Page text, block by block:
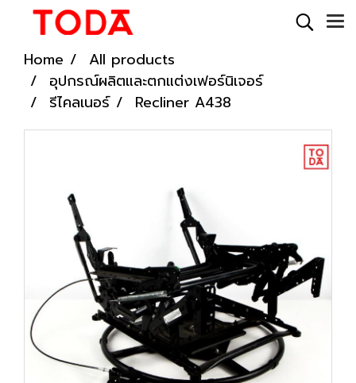
Home
All products
อุปกรณ์ผลิตและตกแต่งเฟอร์นิเจอร์
รีไคลเนอร์
Recliner A438